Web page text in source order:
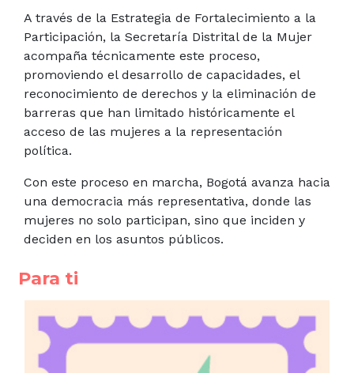
A través de la Estrategia de Fortalecimiento a la
Participación, la Secretaría Distrital de la Mujer
acompaña técnicamente este proceso,
promoviendo el desarrollo de capacidades, el
reconocimiento de derechos y la eliminación de
barreras que han limitado históricamente el
acceso de las mujeres a la representación
política.
Con este proceso en marcha, Bogotá avanza hacia
una democracia más representativa, donde las
mujeres no solo participan, sino que inciden y
deciden en los asuntos públicos.
Para ti